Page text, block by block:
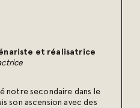
et réalisatrice
notre secondaire dans le
son ascension avec des